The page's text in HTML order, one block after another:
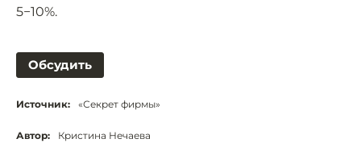
5−10%.
Обсудить
Источник: «Секрет фирмы»
Автор: Кристина Нечаева